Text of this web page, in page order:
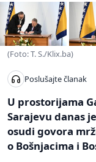
(Foto: T. S./Klix.ba)
Poslušajte članak
U prostorijama
Sarajevu danas
osudi govora
o Bošnjacima i